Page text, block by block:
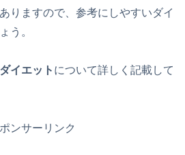
りますので、参考にしやすいダイ
う。
イエット について詳しく記載して
ンサーリンク